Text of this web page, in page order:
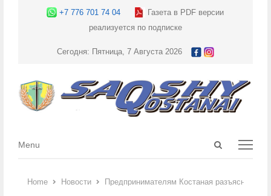
+7 776 701 74 04
Газета в PDF версии
реализуется по подписке
Сегодня: Пятница, 7 Августа 2026
Open
Menu
Menu
Home Новости Предпринимателям Костаная разъяснили